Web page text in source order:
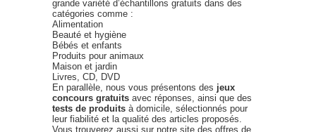
grande variété d’échantillons gratuits dans des
catégories comme :
Alimentation
Beauté et hygiène
Bébés et enfants
Produits pour animaux
Maison et jardin
Livres, CD, DVD
En parallèle, nous vous présentons des jeux
concours gratuits avec réponses, ainsi que des
tests de produits à domicile, sélectionnés pour
leur fiabilité et la qualité des articles proposés.
Vous trouverez aussi sur notre site des offres de